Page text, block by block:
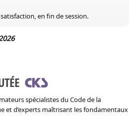
en fin de session.
spécialistes du Code de la
et d’experts maîtrisant les fondamentaux